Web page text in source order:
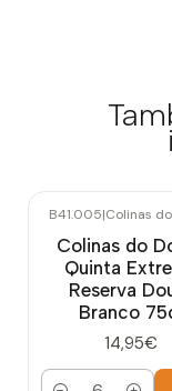
B41.005|Colinas
Colinas do
Quinta
Reserva
Branco
14,95€